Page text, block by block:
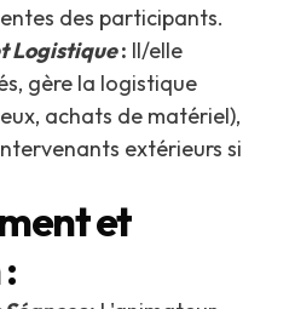
des participants.
Logistique: Il/elle
gère la logistique
achats de matériel),
extérieurs si
et